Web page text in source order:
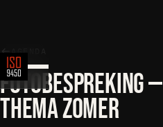
AGENDA
FOTOBESPREKING —
THEMA ZOMER